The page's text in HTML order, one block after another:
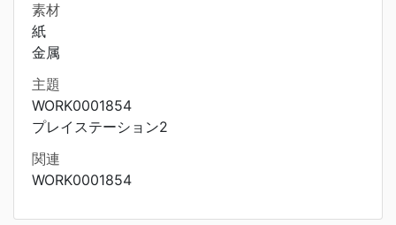
素材
紙
金属
主題
WORK0001854
プレイステーション2
関連
WORK0001854